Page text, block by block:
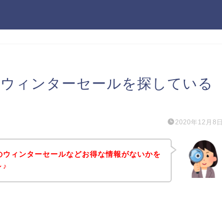
ィンターセールを探している
2020年12月8日
ウィンターセールなどお得な情報がないかを
♪